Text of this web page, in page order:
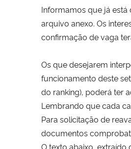
Informamos que já está
arquivo anexo. Os
confirmação de vaga
Os que desejarem
funcionamento deste
do ranking), poderá ter
Lembrando que cada
Para solicitação de
documentos
O texto abaixo, extraído